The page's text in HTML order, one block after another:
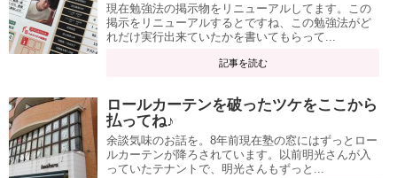
現在勉強法の掲示物をリニューアルしてます。この
掲示をリニューアルするとですね、この勉強法がど
れだけ実行出来ていたかを書いてもらって...
記事を読む
ロールカーテンを破ったツケをここから
払ってね♪
余談気味のお話を。8年前現在塾の窓にはずっとロー
ルカーテンが降ろされています。以前明光さんが入
っていたテナントで、明光さんもずっと...